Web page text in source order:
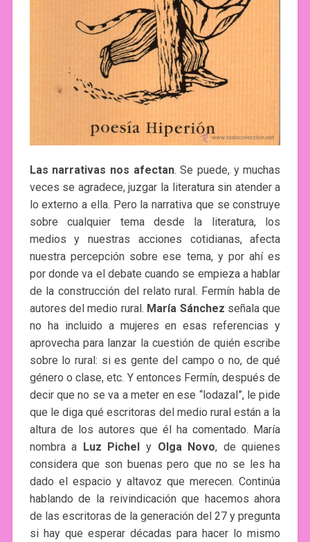
Las narrativas nos afectan. Se puede, y muchas
veces se agradece, juzgar la literatura sin atender a
lo externo a ella. Pero la narrativa que se construye
sobre cualquier tema desde la literatura, los
medios y nuestras acciones cotidianas, afecta
nuestra percepción sobre ese tema, y por ahí es
por donde va el debate cuando se empieza a hablar
de la construcción del relato rural. Fermín habla de
autores del medio rural. María Sánchez señala que
no ha incluido a mujeres en esas referencias y
aprovecha para lanzar la cuestión de quién escribe
sobre lo rural: si es gente del campo o no, de qué
género o clase, etc. Y entonces Fermín, después de
decir que no se va a meter en ese “lodazal”, le pide
que le diga qué escritoras del medio rural están a la
altura de los autores que él ha comentado. María
nombra a Luz Pichely Olga Novo, de quienes
considera que son buenas pero que no se les ha
dado el espacio y altavoz que merecen. Continúa
hablando de la reivindicación que hacemos ahora
de las escritoras de la generación del 27 y pregunta
si hay que esperar décadas para hacer lo mismo